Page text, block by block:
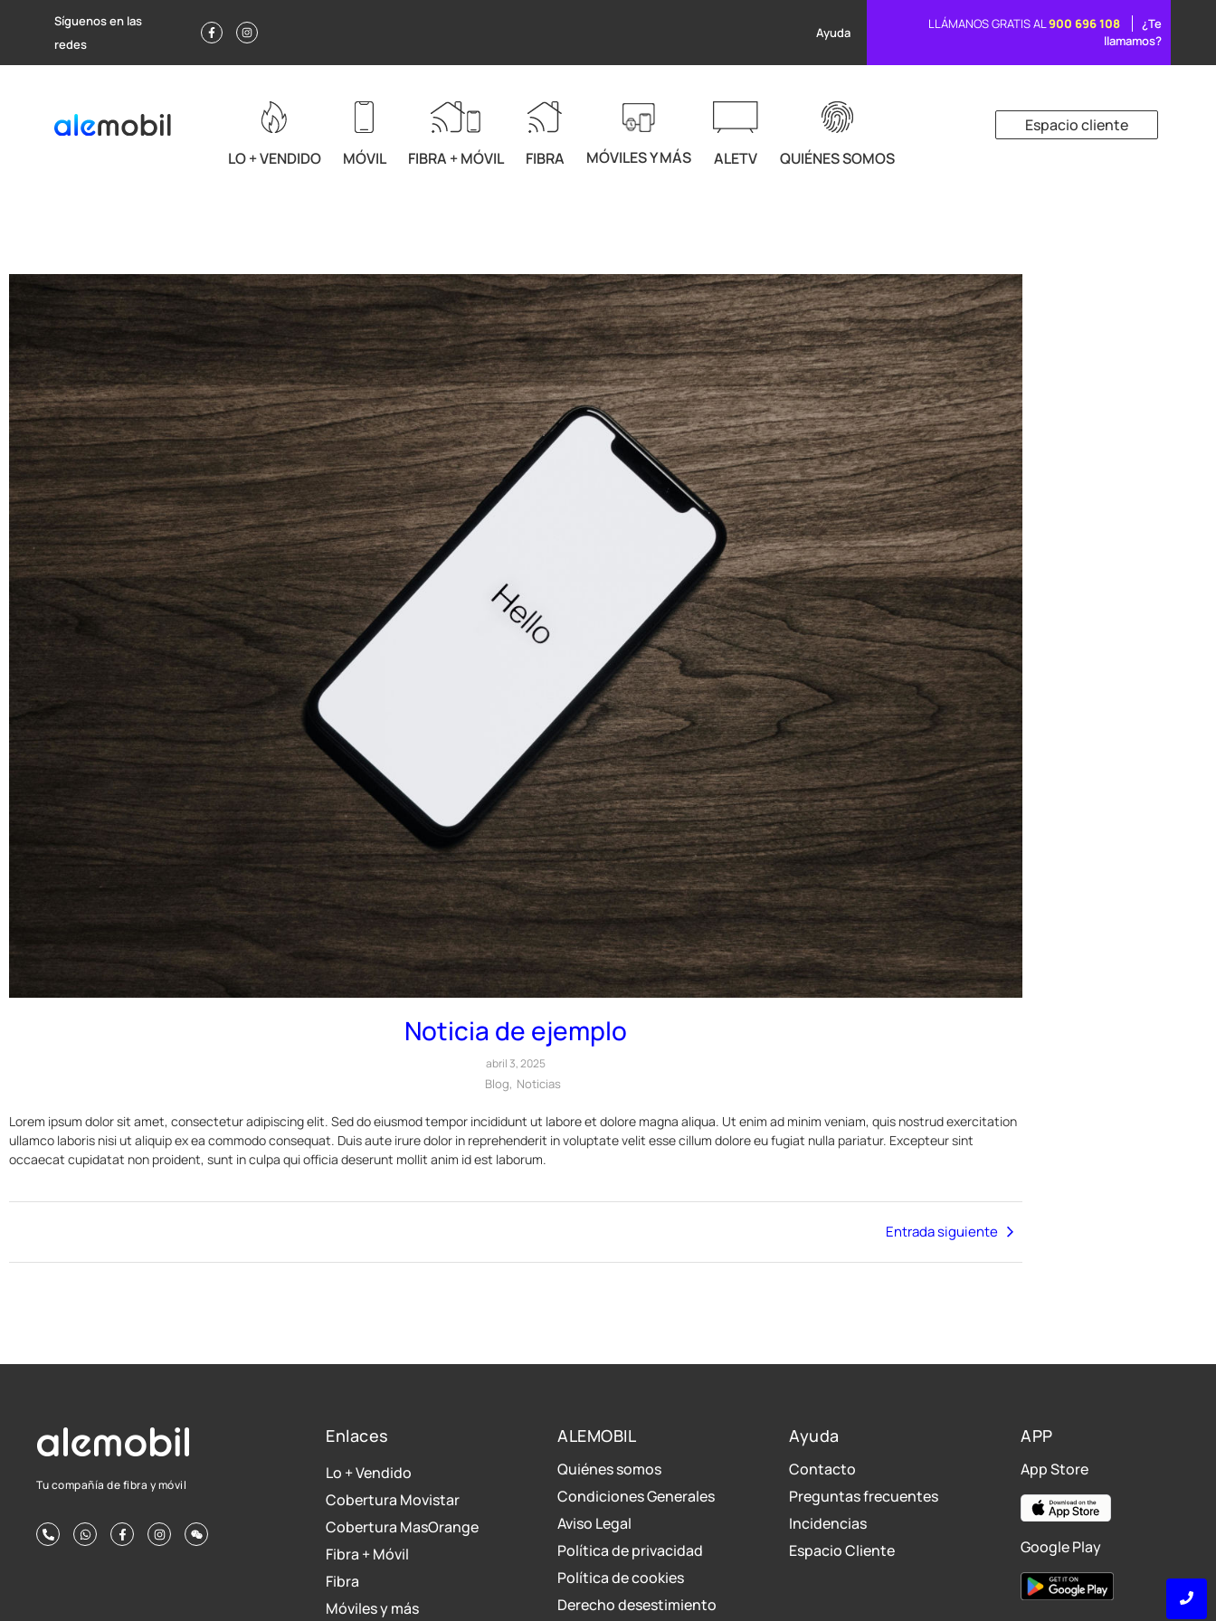
Síguenos en las
redes
Ayuda
LLÁMANOS GRATIS AL900 696 108
¿Te
llamamos?
LO + VENDIDO MÓVIL FIBRA + MÓVIL FIBRA MÓVILES Y MÁS ALETV QUIÉNES SOMOS
Espacio cliente
Noticia de ejemplo
abril 3, 2025
Blog, Noticias
Lorem ipsum dolor sit amet, consectetur adipiscing elit. Sed do eiusmod tempor incididunt ut labore et dolore magna aliqua. Ut enim ad minim veniam, quis nostrud exercitation
ullamco laboris nisi ut aliquip ex ea commodo consequat. Duis aute irure dolor in reprehenderit in voluptate velit esse cillum dolore eu fugiat nulla pariatur. Excepteur sint
occaecat cupidatat non proident, sunt in culpa qui officia deserunt mollit anim id est laborum.
Entrada siguiente
Tu compañía de fibra y móvil
Enlaces
Lo + Vendido
Cobertura Movistar
Cobertura MasOrange
Fibra + Móvil
Fibra
Móviles y más
ALEMOBIL
Quiénes somos
Condiciones Generales
Aviso Legal
Política de privacidad
Política de cookies
Derecho desestimiento
Ayuda
Contacto
Preguntas frecuentes
Incidencias
Espacio Cliente
APP
App Store
Google Play